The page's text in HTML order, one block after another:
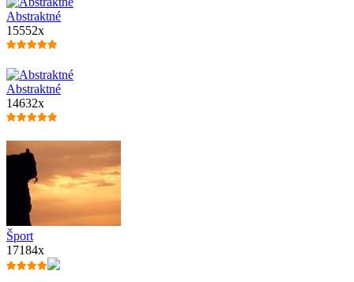
Abstraktné
15552x
Abstraktné
14632x
Šport
17184x